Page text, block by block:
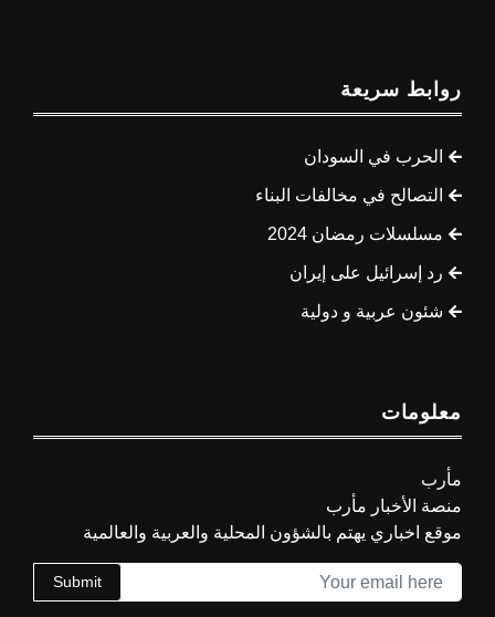
روابط سريعة
الحرب في السودان
التصالح في مخالفات البناء
مسلسلات رمضان 2024
رد إسرائيل على إيران
شئون عربية و دولية
معلومات
مأرب
منصة الأخبار مأرب
موقع اخباري يهتم بالشؤون المحلية والعربية والعالمية
Submit